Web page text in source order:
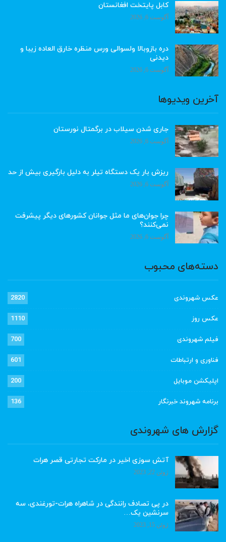
کابل پایتخت افغانستان
آگوست 6, 2026
دره بازوبالا ولسوالی ورس منظره خارق العاده زیبا و
دیدنی
آگوست 6, 2026
آخرین ویدیوها
جاری شدن سیلاب در برگمتال نورستان
آگوست 6, 2026
ریزش بار یک دستگاه تیلر به دلیل بارگیری بیش از حد
آگوست 6, 2026
چرا جوان‌های ما مثل جوانان کشورهای دیگر پیشرفت
نمی‌کنند؟
آگوست 6, 2026
دسته‌های محبوب
عکس شهروندی 2820
عکس روز 1110
فیلم شهروندی 700
فناوری و ارتباطات 601
اپلیکشن موبایل 200
برنامه شهروند خبرنگار 136
گزارش های شهروندی
آتش سوزی اخیر در مارکت تجارتی قصر هرات
ژوئن 22, 2023
در پی تصادف رانندگی در شاهراه هرات-تورغندی، سه
سرنشین یک…
ژوئن 15, 2023